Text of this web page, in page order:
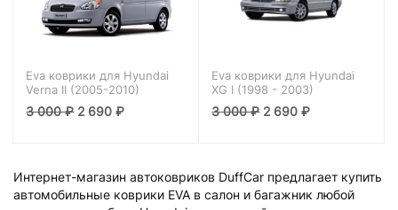
Eva коврики для Hyundai
Verna II (2005-2010)
3 000₽ 2 690₽
Eva коврики для Hyundai
XG I (1998 - 2003)
3 000₽ 2 690₽
Интернет-магазин автоковриков DuffCar предлагает купить
автомобильные коврики EVA в салон и багажник любой